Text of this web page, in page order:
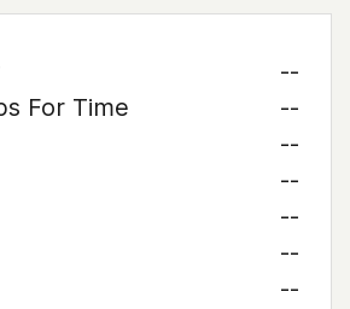
--
For Time
--
--
--
--
--
--